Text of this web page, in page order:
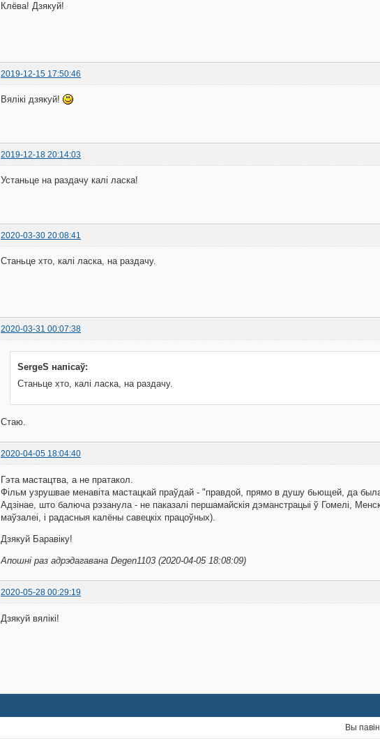
Клёва! Дзякуй!
2019-12-15 17:50:46
Вялікі дзякуй!
2019-12-18 20:14:03
Устаньце на раздачу калi ласка!
2020-03-30 20:08:41
Станьце хто, калі ласка, на раздачу.
2020-03-31 00:07:38
SergeS напісаў:
Станьце хто, калі ласка, на раздачу.
Стаю.
2020-04-05 18:04:40
Гэта мастацтва, а не пратакол.
Фільм узрушвае менавіта мастацкай праўдай - "правдой, прямо в душу бьющей, да
Адзінае, што балюча рэзанула - не паказалі першамайскія дэманстрацыі ў Гомелі,
маўзалеі, і радасныя калёны савецкіх працоўных).
Дзякуй Баравіку!
Апошні раз адрэдагавана Degen1103 (2020-04-05 18:08:09)
2020-05-28 00:29:19
Дзякуй вялікі!
Вы